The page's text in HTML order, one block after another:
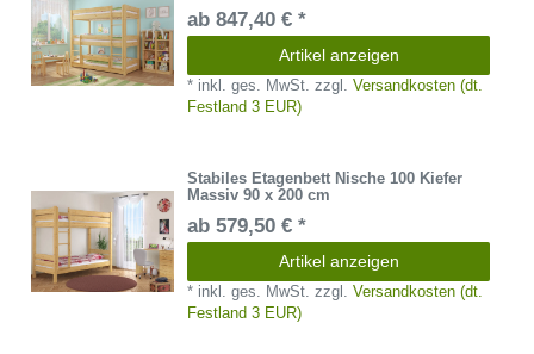
ab 847,40 € *
Artikel anzeigen
* inkl. ges. MwSt. zzgl.Versandkosten (dt.
Festland 3 EUR)
Stabiles Etagenbett Nische 100 Kiefer
Massiv 90 x 200 cm
ab 579,50 € *
Artikel anzeigen
* inkl. ges. MwSt. zzgl.Versandkosten (dt.
Festland 3 EUR)